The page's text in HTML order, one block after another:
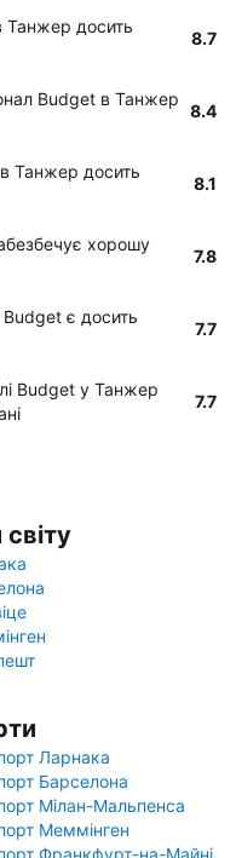
Танжер досить
8.7
Budget в Танжер
8.4
Танжер досить
8.1
хорошу
7.8
Budget є досить
7.7
Budget у Танжер
7.7
Ларнака
Барселона
Мілан-Мальпенса
Меммінген
Франкфурт-на-Майні